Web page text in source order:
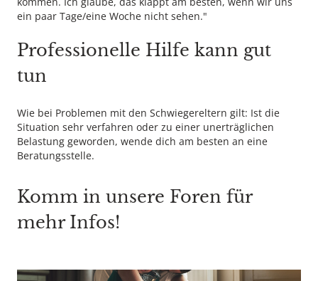
ein paar Tage/eine Woche nicht sehen."
Professionelle Hilfe kann gut
tun
Wie bei Problemen mit den Schwiegereltern gilt: Ist die
Situation sehr verfahren oder zu einer unerträglichen
Belastung geworden, wende dich am besten an eine
Beratungsstelle.
Komm in unsere Foren für
mehr Infos!